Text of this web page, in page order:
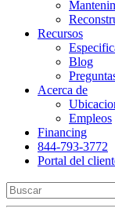
Recursos
Blog
Acerca de
Empleos
Financing
844-793-3772
Portal del